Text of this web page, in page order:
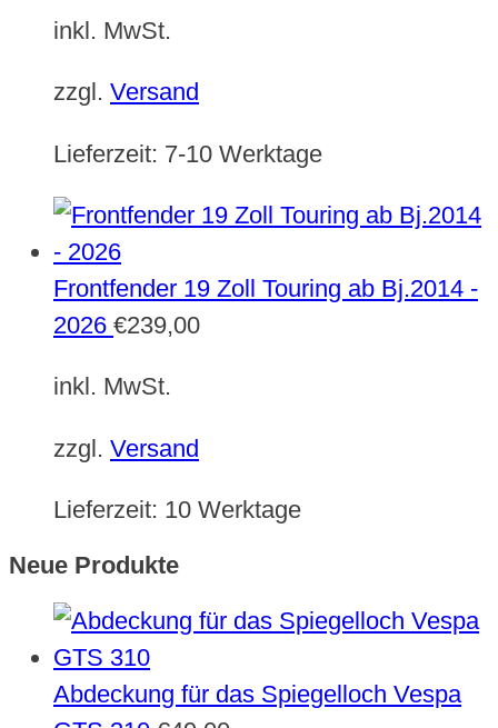
inkl. MwSt.
zzgl. Versand
Lieferzeit: 7-10 Werktage
Frontfender 19 Zoll Touring ab Bj.2014 -
2026 €239,00
inkl. MwSt.
zzgl. Versand
Lieferzeit: 10 Werktage
Neue Produkte
Abdeckung für das Spiegelloch Vespa